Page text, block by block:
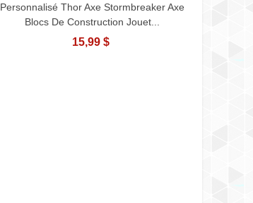
Afficher Plus
Personnalisé Thor Axe Stormbreaker Axe
Blocs De Construction Jouet...
15,99 $